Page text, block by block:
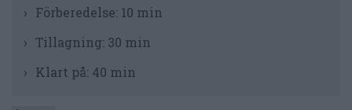
Förberedelse: 10 min
Tillagning: 30 min
Klart på: 40 min